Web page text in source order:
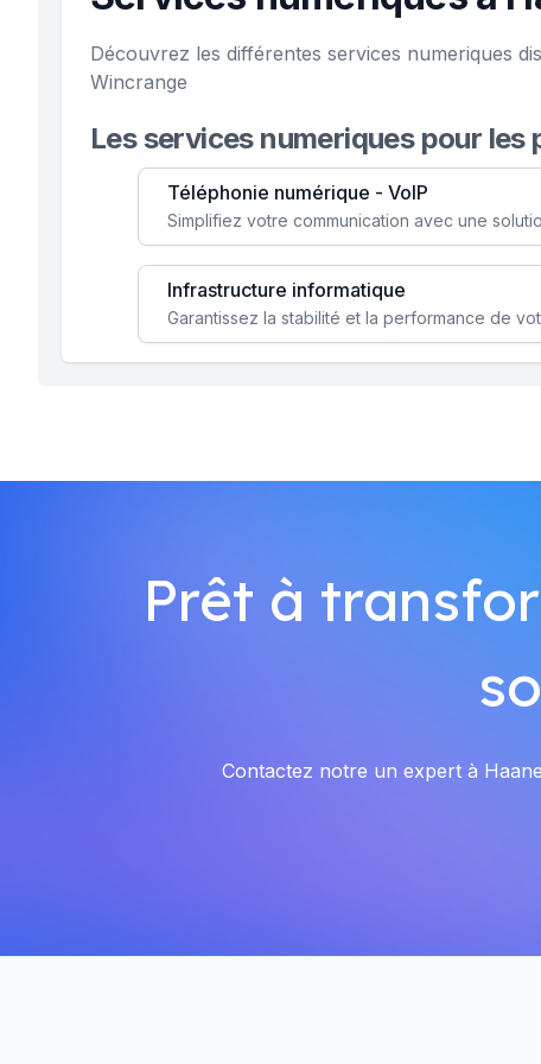
Découvrez les différentes services numeriques
Wincrange
Les services numeriques pour les
Téléphonie numérique - VoIP
Infrastructure informatique
Prêt à
Contactez notre un expert à